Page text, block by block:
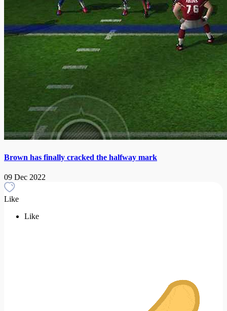
Brown has finally cracked the halfway mark
09 Dec 2022
Like